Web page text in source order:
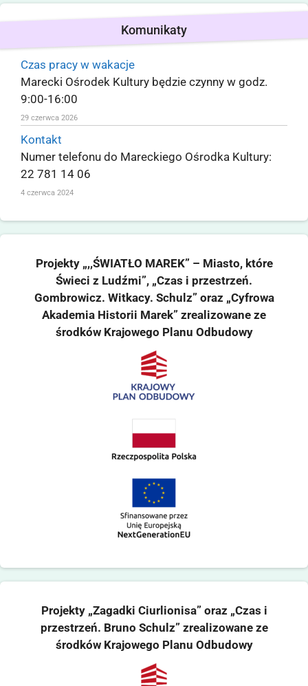
Komunikaty
Czas pracy w wakacje
Marecki Ośrodek Kultury będzie czynny w godz.
9:00-16:00
29 czerwca 2026
Kontakt
Numer telefonu do Mareckiego Ośrodka Kultury:
22 781 14 06
4 czerwca 2024
Projekty „,,ŚWIATŁO MAREK” – Miasto, które
Świeci z Ludźmi”, „Czas i przestrzeń.
Gombrowicz. Witkacy. Schulz” oraz „Cyfrowa
Akademia Historii Marek” zrealizowane ze
środków Krajowego Planu Odbudowy
Projekty „Zagadki Ciurlionisa” oraz „Czas i
przestrzeń. Bruno Schulz” zrealizowane ze
środków Krajowego Planu Odbudowy